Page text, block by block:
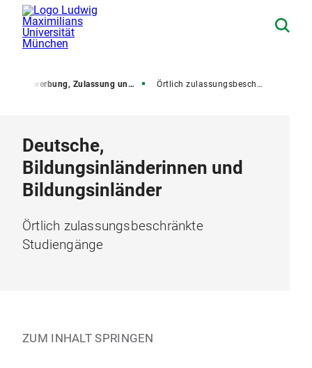
Bewerbung, Zulassung und Immatrikulation Örtlich zulassungsbeschränkte Studiengänge
Deutsche,
Bildungsinländerinnen und
Bildungsinländer
Örtlich zulassungsbeschränkte
Studiengänge
ZUM INHALT SPRINGEN